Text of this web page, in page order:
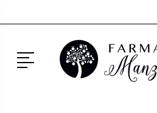
Menú